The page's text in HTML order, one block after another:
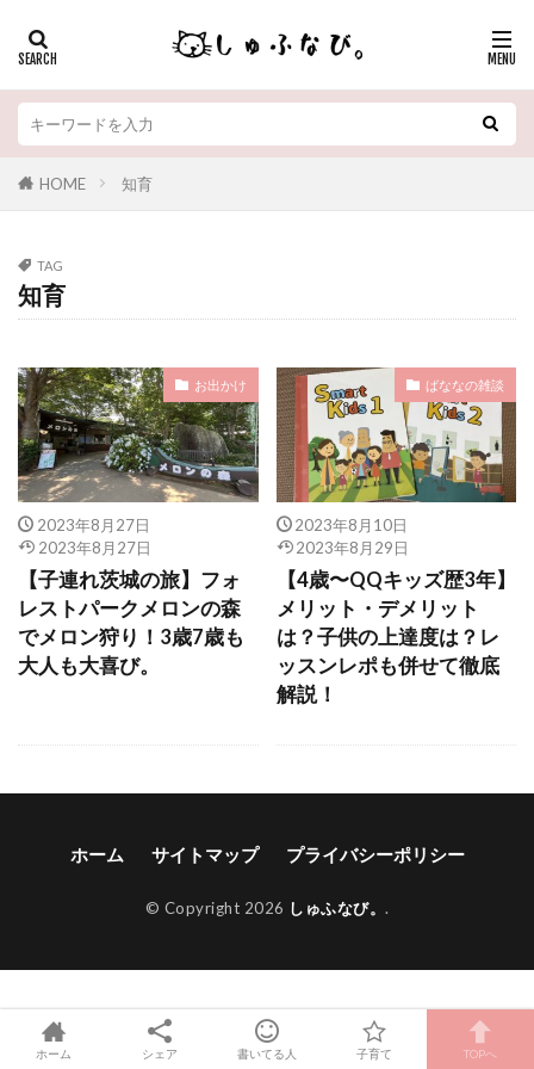
HOME 知育
TAG
知育
お出かけ
2023年8月27日
2023年8月27日
【子連れ茨城の旅】フォ
レストパークメロンの森
でメロン狩り！3歳7歳も
大人も大喜び。
ばななの雑談
2023年8月10日
2023年8月29日
【4歳〜QQキッズ歴3年】
メリット・デメリット
は？子供の上達度は？レ
ッスンレポも併せて徹底
解説！
ホーム サイトマップ プライバシーポリシー
© Copyright 2026 しゅふなび。 .
ホーム シェア 書いてる人 子育て TOPへ